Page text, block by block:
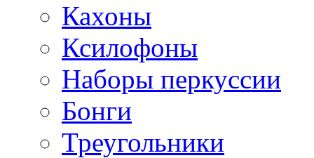
Кахоны
Ксилофоны
Наборы перкуссии
Бонги
Треугольники